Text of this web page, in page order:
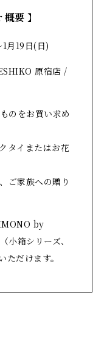
要 】
月19日(日)
原宿店 /
のをお買い求め
タイまたはお花
ご家族への贈り
by
小箱シリーズ、
だけます。